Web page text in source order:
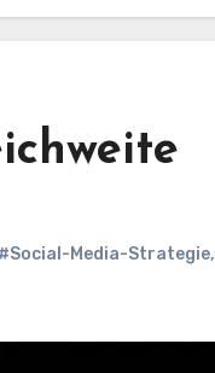
Media-Strategie,